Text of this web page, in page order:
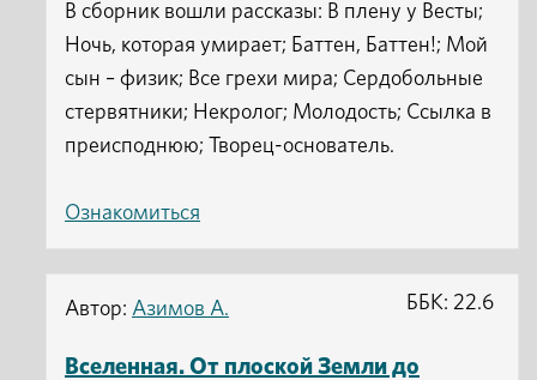
В сборник вошли рассказы: В плену у Весты;
Ночь, которая умирает; Баттен, Баттен!; Мой
сын – физик; Все грехи мира; Сердобольные
стервятники; Некролог; Молодость; Ссылка в
преисподнюю; Творец-основатель.
Ознакомиться
Автор: Азимов А.
Вселенная. От плоской Земли до
ББК: 22.6